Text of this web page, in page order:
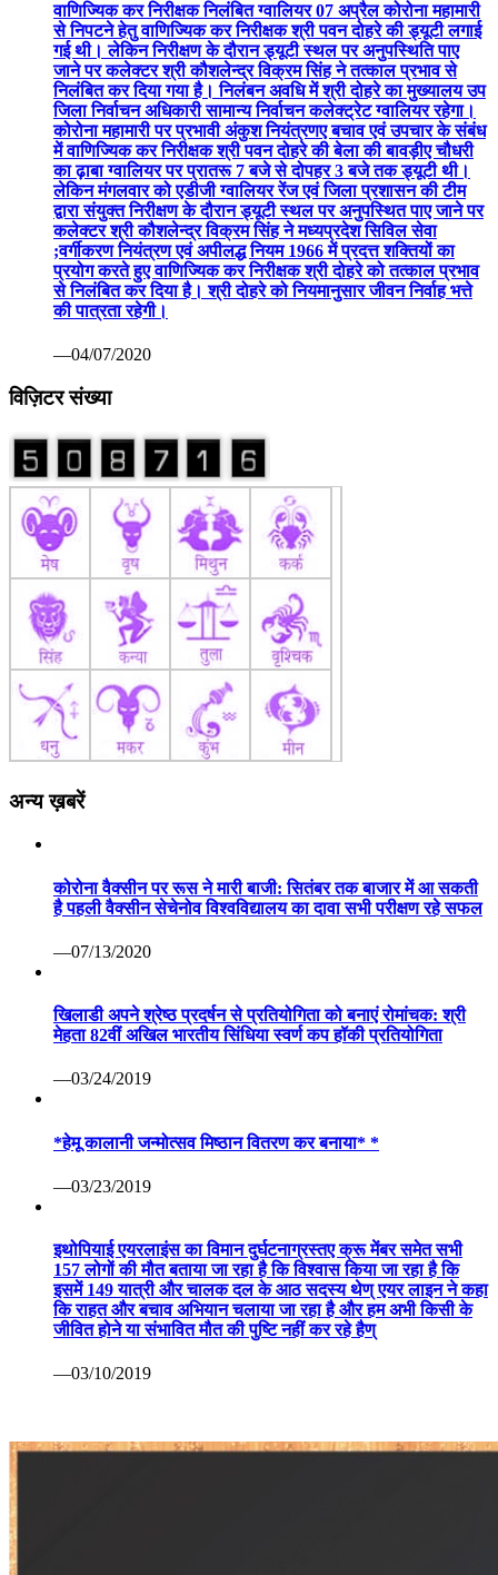
वाणिज्यिक कर निरीक्षक निलंबित ग्वालियर 07 अप्रैल कोरोना महामारी
से निपटने हेतु वाणिज्यिक कर निरीक्षक श्री पवन दोहरे की ड्यूटी लगाई
गई थी। लेकिन निरीक्षण के दौरान ड्यूटी स्थल पर अनुपस्थिति पाए
जाने पर कलेक्टर श्री कौशलेन्द्र विक्रम सिंह ने तत्काल प्रभाव से
निलंबित कर दिया गया है। निलंबन अवधि में श्री दोहरे का मुख्यालय उप
जिला निर्वाचन अधिकारी सामान्य निर्वाचन कलेक्ट्रेट ग्वालियर रहेगा।
कोरोना महामारी पर प्रभावी अंकुश नियंत्रणए बचाव एवं उपचार के संबंध
में वाणिज्यिक कर निरीक्षक श्री पवन दोहरे की बेला की बावड़ीए चौधरी
का ढ़ाबा ग्वालियर पर प्रातरू 7 बजे से दोपहर 3 बजे तक ड्यूटी थी।
लेकिन मंगलवार को एडीजी ग्वालियर रेंज एवं जिला प्रशासन की टीम
द्वारा संयुक्त निरीक्षण के दौरान ड्यूटी स्थल पर अनुपस्थित पाए जाने पर
कलेक्टर श्री कौशलेन्द्र विक्रम सिंह ने मध्यप्रदेश सिविल सेवा
;वर्गीकरण नियंत्रण एवं अपीलद्ध नियम 1966 में प्रदत्त शक्तियों का
प्रयोग करते हुए वाणिज्यिक कर निरीक्षक श्री दोहरे को तत्काल प्रभाव
से निलंबित कर दिया है। श्री दोहरे को नियमानुसार जीवन निर्वाह भत्ते
की पात्रता रहेगी।
—04/07/2020
विज़िटर संख्या
अन्य ख़बरें
कोरोना वैक्सीन पर रूस ने मारी बाजी: सितंबर तक बाजार में आ सकती
है पहली वैक्सीन सेचेनोव विश्वविद्यालय का दावा सभी परीक्षण रहे सफल
—07/13/2020
खिलाडी अपने श्रेष्ठ प्रदर्षन से प्रतियोगिता को बनाएं रोमांचक: श्री
मेहता 82वीं अखिल भारतीय सिंधिया स्वर्ण कप हॉकी प्रतियोगिता
—03/24/2019
*हेमू कालानी जन्मोत्सव मिष्ठान वितरण कर बनाया* *
—03/23/2019
इथोपियाई एयरलाइंस का विमान दुर्घटनाग्रस्तए क्रू मेंबर समेत सभी
157 लोगों की मौत बताया जा रहा है कि विश्वास किया जा रहा है कि
इसमें 149 यात्री और चालक दल के आठ सदस्य थेण् एयर लाइन ने कहा
कि राहत और बचाव अभियान चलाया जा रहा है और हम अभी किसी के
जीवित होने या संभावित मौत की पुष्टि नहीं कर रहे हैण्
—03/10/2019